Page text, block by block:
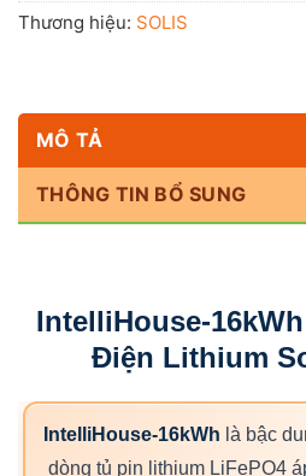
Thương hiệu: SOLIS
MÔ TẢ
THÔNG TIN BỔ SUNG
IntelliHouse-
Điện Lithium
IntelliHouse-16kWh là bậc
dòng tủ pin lithium LiFePO4